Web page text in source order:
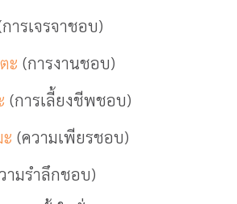
ารเจรจาชอบ)
ะ (การงานชอบ)
(การเลี้ยงชีพชอบ)
(ความเพียรชอบ)
ามรำลึกชอบ)